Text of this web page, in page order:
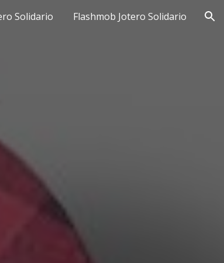
Solidario Flashmob Jotero Solidario